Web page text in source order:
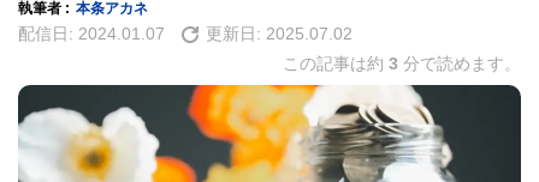
執筆者 : 本条アカネ
配信日: 2024.01.07 更新日: 2025.07.02
この記事は約 3 分で読めます。